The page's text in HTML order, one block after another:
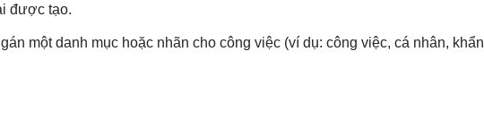
được tạo.
một danh mục hoặc nhãn cho công việc (ví dụ: công việc, cá nhân, khẩn